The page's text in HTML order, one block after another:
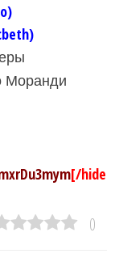
Моранди
[/hide
0